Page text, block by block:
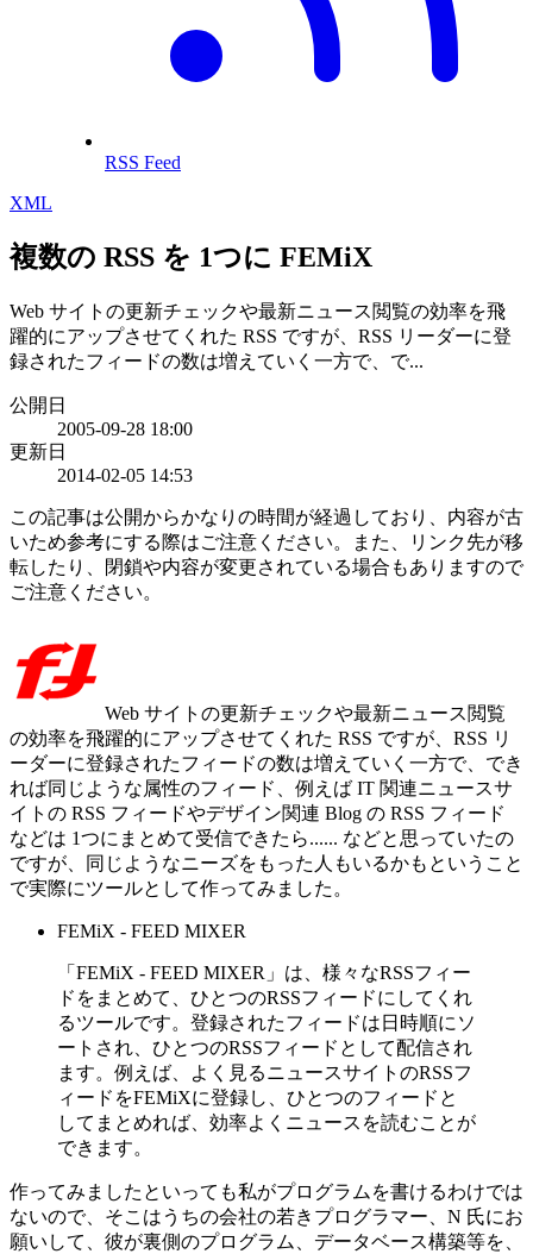
RSS Feed
XML
複数の RSS を 1つに FEMiX
Web サイトの更新チェックや最新ニュース閲覧の効率を飛
躍的にアップさせてくれた RSS ですが、RSS リーダーに登
録されたフィードの数は増えていく一方で、で...
公開日
2005-09-28 18:00
更新日
2014-02-05 14:53
この記事は公開からかなりの時間が経過しており、内容が古
いため参考にする際はご注意ください。また、リンク先が移
転したり、閉鎖や内容が変更されている場合もありますので
ご注意ください。
Web サイトの更新チェックや最新ニュース閲覧
の効率を飛躍的にアップさせてくれた RSS ですが、RSS リ
ーダーに登録されたフィードの数は増えていく一方で、でき
れば同じような属性のフィード、例えば IT 関連ニュースサ
イトの RSS フィードやデザイン関連 Blog の RSS フィード
などは 1つにまとめて受信できたら...... などと思っていたの
ですが、同じようなニーズをもった人もいるかもということ
で実際にツールとして作ってみました。
FEMiX - FEED MIXER
「FEMiX - FEED MIXER」は、様々なRSSフィー
ドをまとめて、ひとつのRSSフィードにしてくれ
るツールです。登録されたフィードは日時順にソ
ートされ、ひとつのRSSフィードとして配信され
ます。例えば、よく見るニュースサイトのRSSフ
ィードをFEMiXに登録し、ひとつのフィードと
してまとめれば、効率よくニュースを読むことが
できます。
作ってみましたといっても私がプログラムを書けるわけでは
ないので、そこはうちの会社の若きプログラマー、N 氏にお
願いして、彼が裏側のプログラム、データベース構築等を、